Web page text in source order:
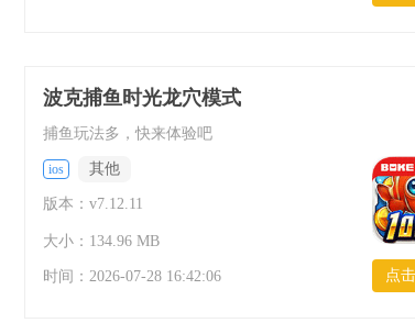
波克捕鱼时光龙穴模式
捕鱼玩法多，快来体验吧
ios 其他
版本：v7.12.11
大小：134.96 MB
时间： 2026-07-28 16:42:06 点